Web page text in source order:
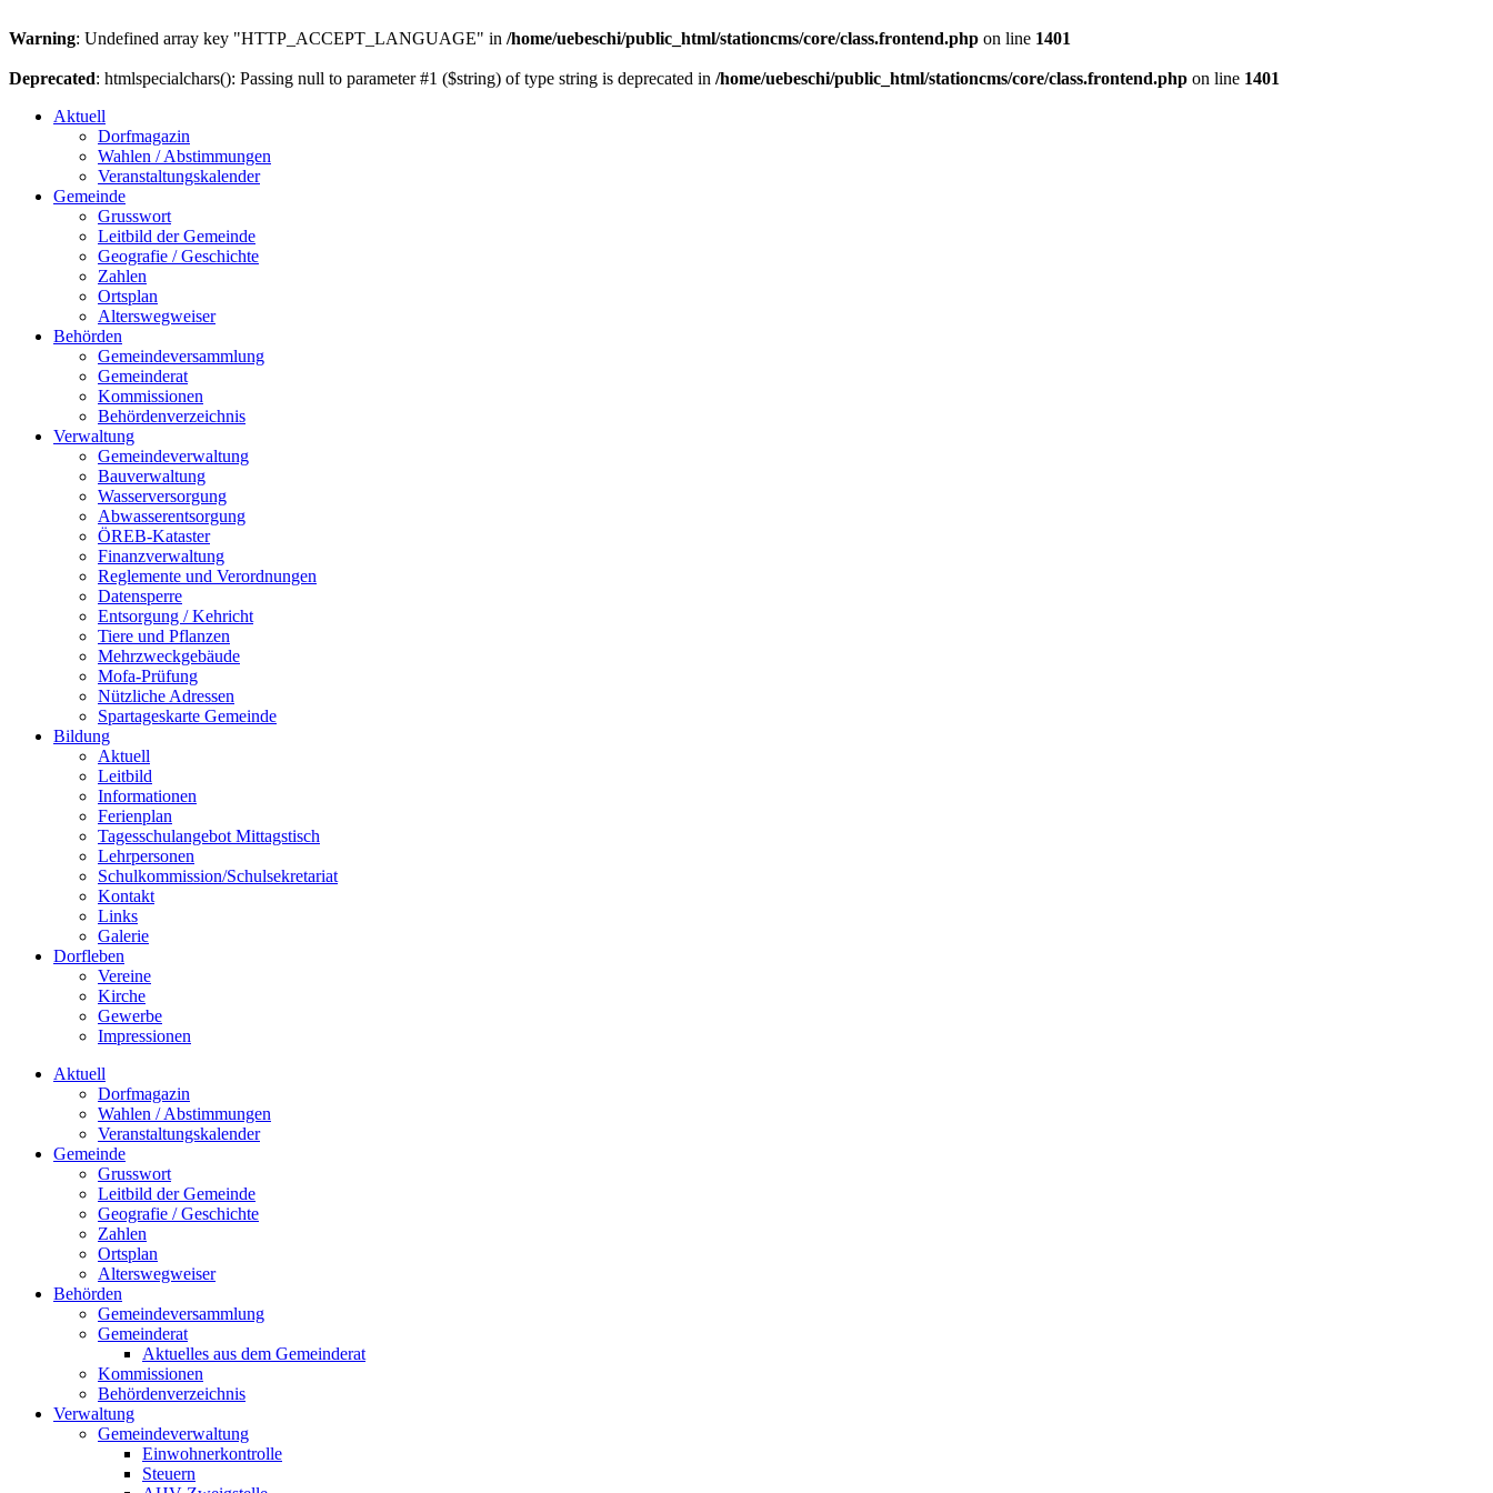
Warning: Undefined array key "HTTP_ACCEPT_LANGUAGE" in /home/uebeschi/public_html/stationcms/core/class.frontend.php on line 1401
Deprecated: htmlspecialchars(): Passing null to parameter #1 ($string) of type string is deprecated in /home/uebeschi/public_html/stationcms/core/class.frontend.php on line 1401
Aktuell
Dorfmagazin
Wahlen / Abstimmungen
Veranstaltungskalender
Gemeinde
Grusswort
Leitbild der Gemeinde
Geografie / Geschichte
Zahlen
Ortsplan
Alterswegweiser
Behörden
Gemeindeversammlung
Gemeinderat
Kommissionen
Behördenverzeichnis
Verwaltung
Gemeindeverwaltung
Bauverwaltung
Wasserversorgung
Abwasserentsorgung
ÖREB-Kataster
Finanzverwaltung
Reglemente und Verordnungen
Datensperre
Entsorgung / Kehricht
Tiere und Pflanzen
Mehrzweckgebäude
Mofa-Prüfung
Nützliche Adressen
Spartageskarte Gemeinde
Bildung
Aktuell
Leitbild
Informationen
Ferienplan
Tagesschulangebot Mittagstisch
Lehrpersonen
Schulkommission/Schulsekretariat
Kontakt
Links
Galerie
Dorfleben
Vereine
Kirche
Gewerbe
Impressionen
Aktuell
Dorfmagazin
Wahlen / Abstimmungen
Veranstaltungskalender
Gemeinde
Grusswort
Leitbild der Gemeinde
Geografie / Geschichte
Zahlen
Ortsplan
Alterswegweiser
Behörden
Gemeindeversammlung
Gemeinderat
Aktuelles aus dem Gemeinderat
Kommissionen
Behördenverzeichnis
Verwaltung
Gemeindeverwaltung
Einwohnerkontrolle
Steuern